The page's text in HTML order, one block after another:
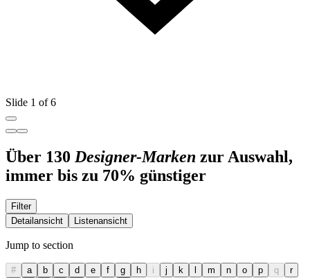
Slide 1 of 6
Über 130 Designer-Marken zur Auswahl,
immer bis zu 70% günstiger
Filter
Detailansicht
Listenansicht
Jump to section
# a b c d e f g h i j k l m n o p q
r